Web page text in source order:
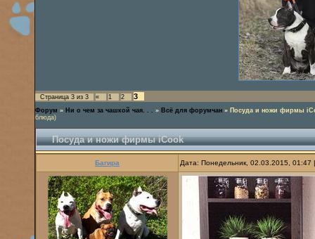
Страница 3 из 3 « 1 2 3
Форум » Ни о чем за чашкой чая. . . » Всё для форумчан » Посуда и ножи фирмы
блюда)
Посуда и ножи фирмы iCook
Багира Дата: Понедельник, 02.03.2015,